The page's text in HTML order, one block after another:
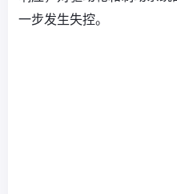
一步发生失控。